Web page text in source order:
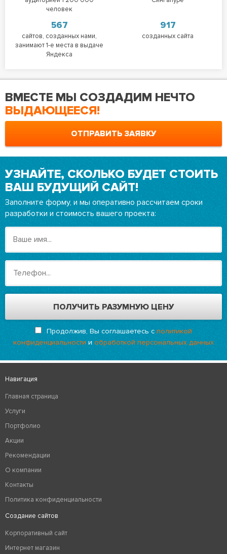
человек
567
сайтов, созданных нами,
занимают 1-е места в выдаче
Яндекса
917
созданных сайта
ВМЕСТЕ МЫ СОЗДАДИМ НЕЧТО
ВЫДАЮЩЕЕСЯ!
ОТПРАВИТЬ ЗАЯВКУ
УЗНАЙТЕ, СКОЛЬКО БУДЕТ СТОИТЬ
ВАШ БУДУЩИЙ САЙТ!
Заполните форму, и мы оперативно рассчитаем сроки
разработки и стоимость вашего проекта:
Продолжив, Вы соглашаетесь с политикой
конфиденциальности и обработкой персональных данных
Навигация
Главная страница
Услуги
Портфолио
Акции
Рекомендации
О компании
Контакты
Политика конфиденциальности
Создание сайтов
Корпоративный сайт
Интернет магазин